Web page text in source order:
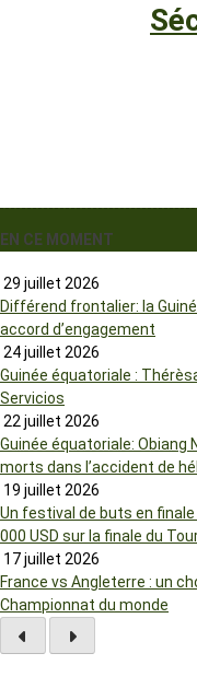
EN CE MOMENT
29 juillet 2026
Différend frontalier: la
accord d’engagement
24 juillet 2026
Guinée équatoriale :
Servicios
22 juillet 2026
Guinée équatoriale: Obiang
morts dans l’accident de
19 juillet 2026
Un festival de buts en finale
000 USD sur la finale du
17 juillet 2026
France vs Angleterre : un
Championnat du monde